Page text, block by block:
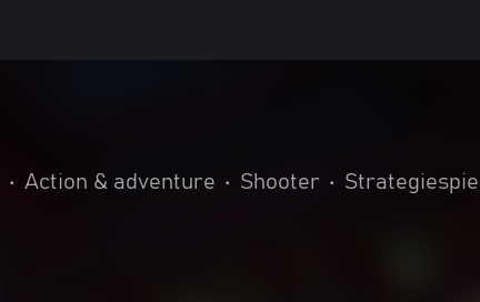
• Action & adventure • Shooter •